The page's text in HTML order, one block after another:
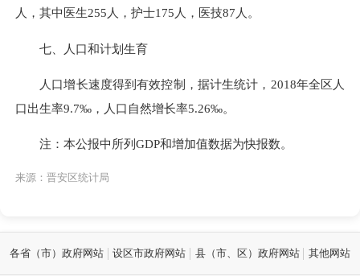
人，其中医生255 人，护士1 75 人，医技87 人。
七 、人口和计划生育
人口增长速度得到有效控制，据计生统计，2018年全区人
口出生率9.7‰，人口自然增长率5.26‰。
注：本公报中所列 GDP和增加值数据为快报数。
来源：晋安区统计局
各省（市）政府网站 设区市政府网站 县（市、区）政府网站 其他网站